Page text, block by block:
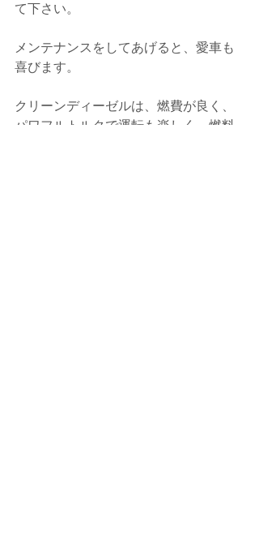
て下さい。
メンテナンスをしてあげると、愛車も
喜びます。
クリーンディーゼルは、燃費が良く、
パワフルトルクで運転も楽しく、燃料